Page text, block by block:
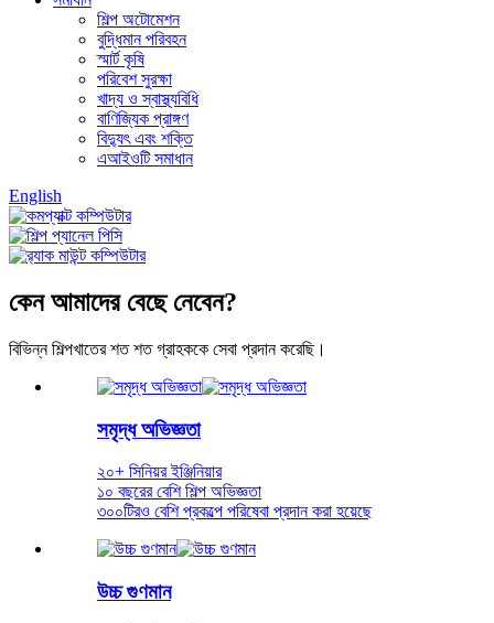
শিল্প অটোমেশন
বুদ্ধিমান পরিবহন
স্মার্ট কৃষি
পরিবেশ সুরক্ষা
খাদ্য ও স্বাস্থ্যবিধি
বাণিজ্যিক প্রাঙ্গণ
বিদ্যুৎ এবং শক্তি
এআইওটি সমাধান
English
কেন আমাদের বেছে নেবেন?
বিভিন্ন শিল্পখাতের শত শত গ্রাহককে সেবা প্রদান করেছি।
সমৃদ্ধ অভিজ্ঞতা
২০+ সিনিয়র ইঞ্জিনিয়ার
১০ বছরের বেশি শিল্প অভিজ্ঞতা
৩০০টিরও বেশি প্রকল্পে পরিষেবা প্রদান করা হয়েছে
উচ্চ গুণমান